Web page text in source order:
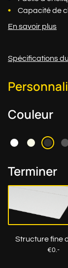
Capacité de
En savoir plus
Spécifications
Couleur
Terminer
Structure fine
€0.-